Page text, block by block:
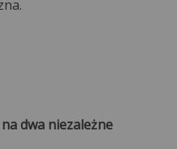
dwa niezależne